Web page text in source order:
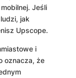
Jeśli
jak
Upscope.
i
oznacza, że